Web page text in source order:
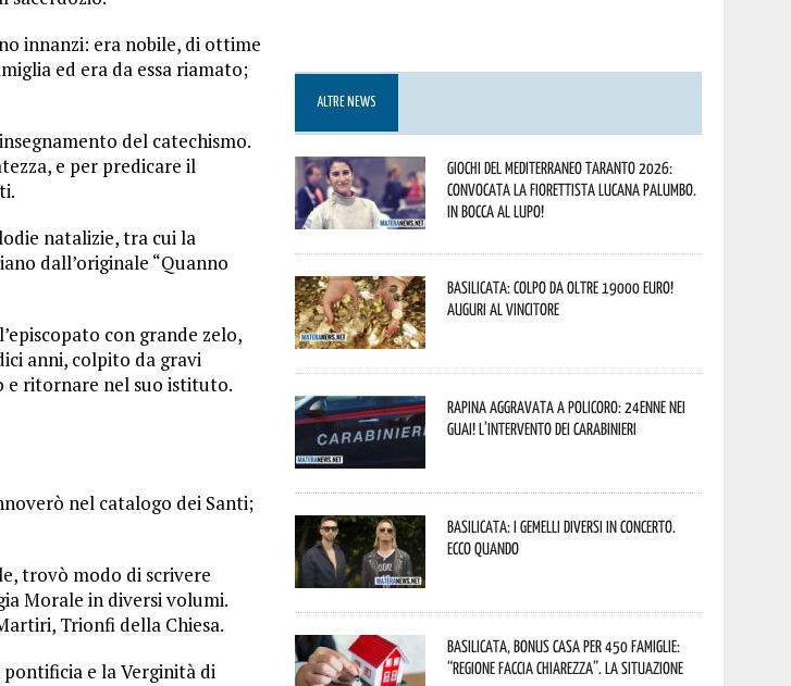
innanzi: era nobile, di ottime
ed era da essa riamato;
del catechismo.
e per predicare il
natalizie, tra cui la
dall’originale “Quanno
con grande zelo,
anni, colpito da gravi
e ritornare nel suo istituto.
nel catalogo dei Santi;
trovò modo di scrivere
Morale in diversi volumi.
Trionfi della Chiesa.
e la Verginità di
ALTRE NEWS
Giochi del Mediterraneo Taranto 2026:
convocata la fiorettista lucana Palumbo.
In bocca al lupo!
Basilicata: colpo da oltre 19000 Euro!
Auguri al vincitore
Rapina aggravata a Policoro: 24enne nei
guai! L’intervento dei Carabinieri
Basilicata: i Gemelli DiVersi in concerto.
Ecco quando
Basilicata, Bonus casa per 450 famiglie:
“Regione faccia chiarezza”. La situazione